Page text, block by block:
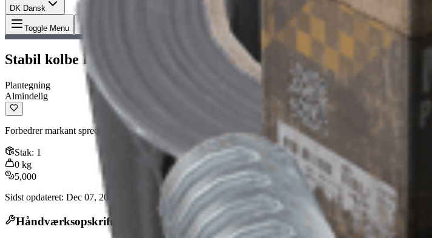
DK Dansk
Toggle Menu Stabil kolbe III-tegning
Stabil kolbe III-tegning
Plantegning
Almindelig
Forbedrer markant spredning og rekylgendannelsestid.
Stak: 1
0 kg
5,000
Sidst opdateret: Dec 07, 2025
Håndværksopskrift